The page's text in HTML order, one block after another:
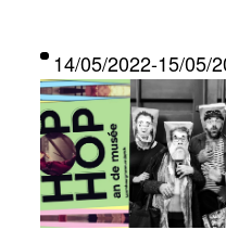
14/05/2022-15/05/